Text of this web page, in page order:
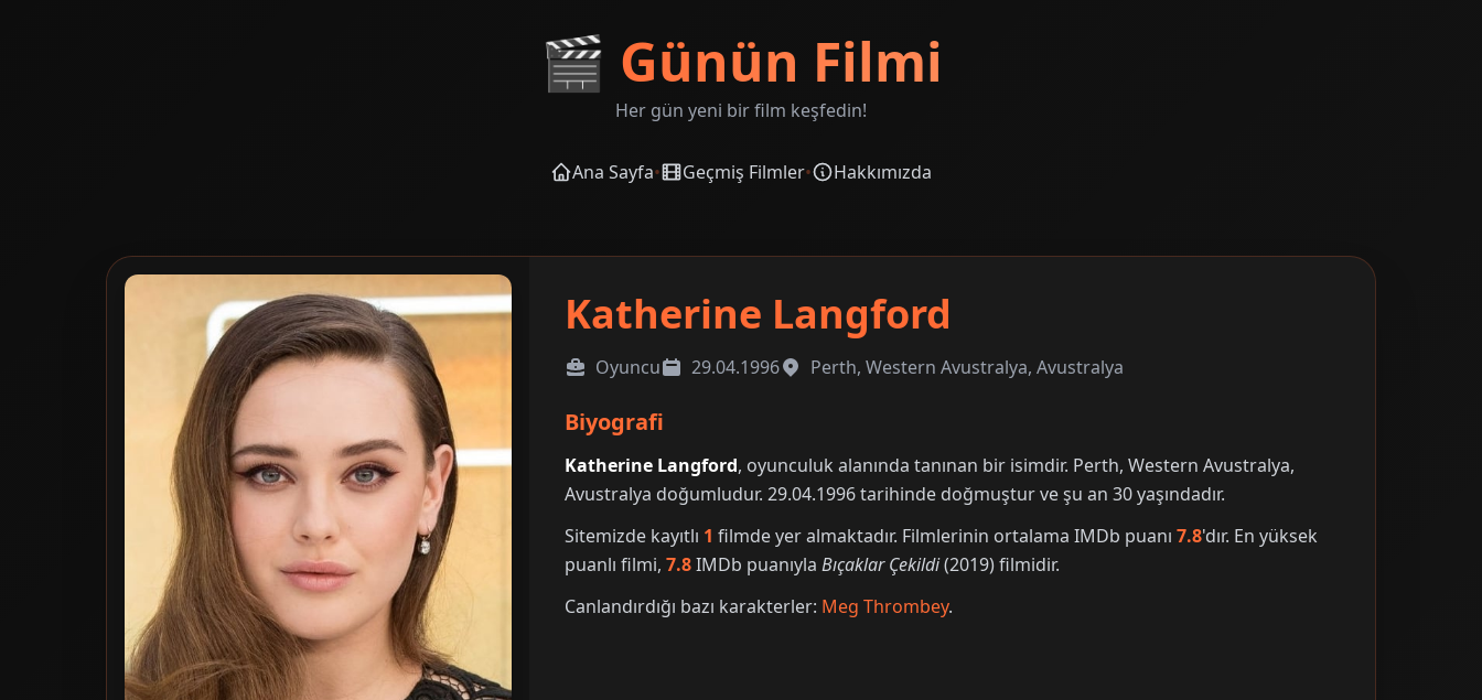
🎬 Günün Filmi
Her gün yeni bir film keşfedin!
Ana Sayfa• Geçmiş Filmler• Hakkımızda
Katherine Langford
Oyuncu 29.04.1996 Perth, Western Avustralya, Avustralya
Biyografi
Katherine Langford, oyunculuk alanında tanınan bir isimdir. Perth, Western Avustralya,
Avustralya doğumludur. 29.04.1996 tarihinde doğmuştur ve şu an 30 yaşındadır.
Sitemizde kayıtlı 1 filmde yer almaktadır. Filmlerinin ortalama IMDb puanı7.8'dır. En yüksek
puanlı filmi,7.8IMDb puanıylaBıçaklar Çekildi(2019) filmidir.
Canlandırdığı bazı karakterler: Meg Thrombey.